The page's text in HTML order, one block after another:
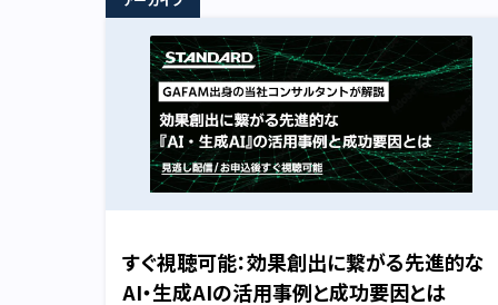
すぐ視聴可能：効果創出に繋がる先進的な
AI・生成AIの活用事例と成功要因とは